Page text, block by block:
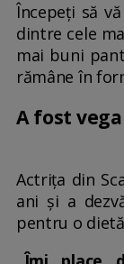
Începeți să
dintre cele
mai buni
rămâne în
A fost
Actrița din
ani și a
pentru o